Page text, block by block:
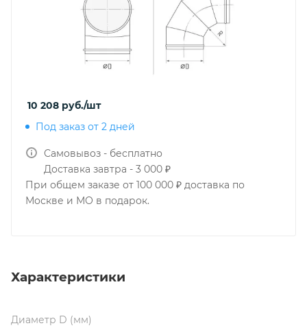
10 208 руб./шт
Под заказ от 2 дней
Самовывоз - бесплатно
Доставка завтра - 3 000 ₽
При общем заказе от 100 000 ₽ доставка по
Москве и МО в подарок.
Характеристики
Диаметр D (мм)